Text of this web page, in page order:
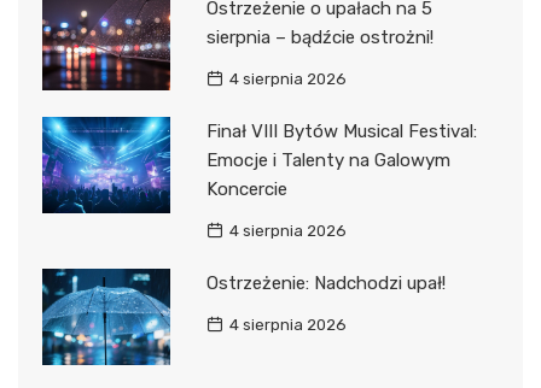
Ostrzeżenie o upałach na 5
sierpnia – bądźcie ostrożni!
4 sierpnia 2026
Finał VIII Bytów Musical Festival:
Emocje i Talenty na Galowym
Koncercie
4 sierpnia 2026
Ostrzeżenie: Nadchodzi upał!
4 sierpnia 2026